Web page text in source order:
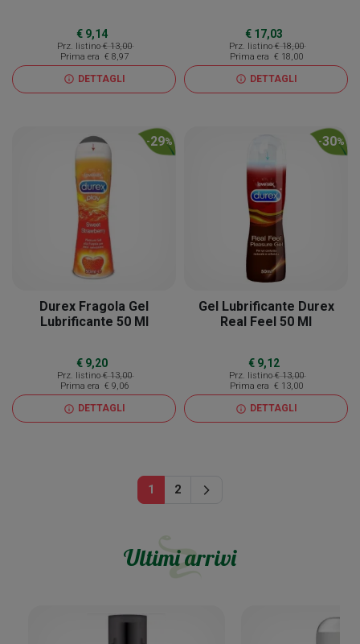
€ 9,14
Prz. listino € 13,00
Prima era € 8,97
info DETTAGLI
€ 17,03
Prz. listino € 18,00
Prima era € 18,00
info DETTAGLI
-29%
Durex Fragola Gel
Lubrificante 50 Ml
€ 9,20
Prz. listino € 13,00
Prima era € 9,06
info DETTAGLI
-30%
Gel Lubrificante Durex
Real Feel 50 Ml
€ 9,12
Prz. listino € 13,00
Prima era € 13,00
info DETTAGLI
1 2 arrow_forward_ios
Ultimi arrivi